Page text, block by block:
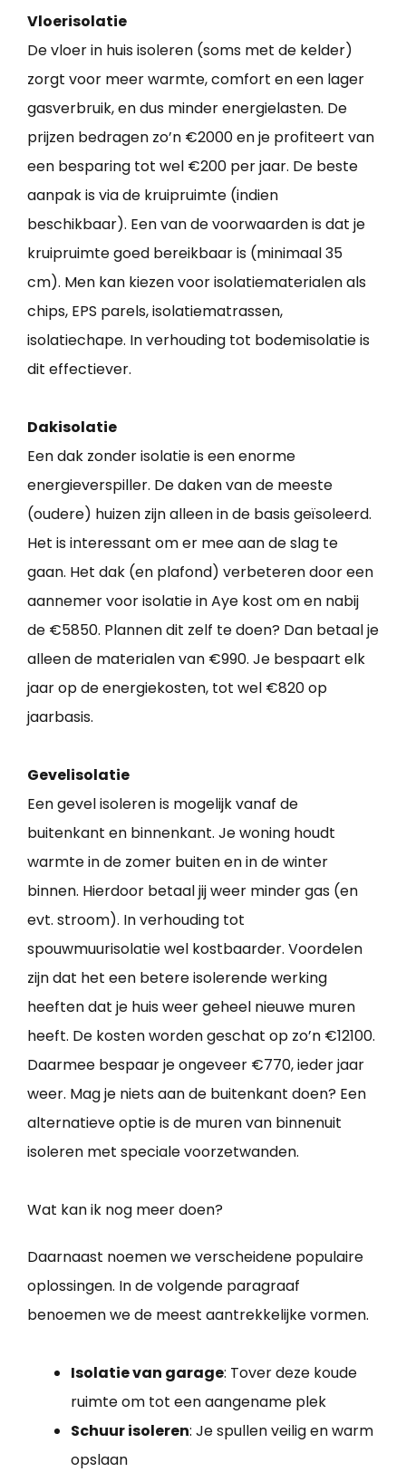
Vloerisolatie
De vloer in huis isoleren (soms met de kelder)
zorgt voor meer warmte, comfort en een lager
gasverbruik, en dus minder energielasten. De
prijzen bedragen zo’n €2000 en je profiteert van
een besparing tot wel €200 per jaar. De beste
aanpak is via de kruipruimte (indien
beschikbaar). Een van de voorwaarden is dat je
kruipruimte goed bereikbaar is (minimaal 35
cm). Men kan kiezen voor isolatiematerialen als
chips, EPS parels, isolatiematrassen,
isolatiechape. In verhouding tot bodemisolatie is
dit effectiever.
Dakisolatie
Een dak zonder isolatie is een enorme
energieverspiller. De daken van de meeste
(oudere) huizen zijn alleen in de basis geïsoleerd.
Het is interessant om er mee aan de slag te
gaan. Het dak (en plafond) verbeteren door een
aannemer voor isolatie in Aye kost om en nabij
de €5850. Plannen dit zelf te doen? Dan betaal je
alleen de materialen van €990. Je bespaart elk
jaar op de energiekosten, tot wel €820 op
jaarbasis.
Gevelisolatie
Een gevel isoleren is mogelijk vanaf de
buitenkant en binnenkant. Je woning houdt
warmte in de zomer buiten en in de winter
binnen. Hierdoor betaal jij weer minder gas (en
evt. stroom). In verhouding tot
spouwmuurisolatie wel kostbaarder. Voordelen
zijn dat het een betere isolerende werking
heeften dat je huis weer geheel nieuwe muren
heeft. De kosten worden geschat op zo’n €12100.
Daarmee bespaar je ongeveer €770, ieder jaar
weer. Mag je niets aan de buitenkant doen? Een
alternatieve optie is de muren van binnenuit
isoleren met speciale voorzetwanden.
Wat kan ik nog meer doen?
Daarnaast noemen we verscheidene populaire
oplossingen. In de volgende paragraaf
benoemen we de meest aantrekkelijke vormen.
Isolatie van garage: Tover deze koude
ruimte om tot een aangename plek
Schuur isoleren: Je spullen veilig en warm
opslaan